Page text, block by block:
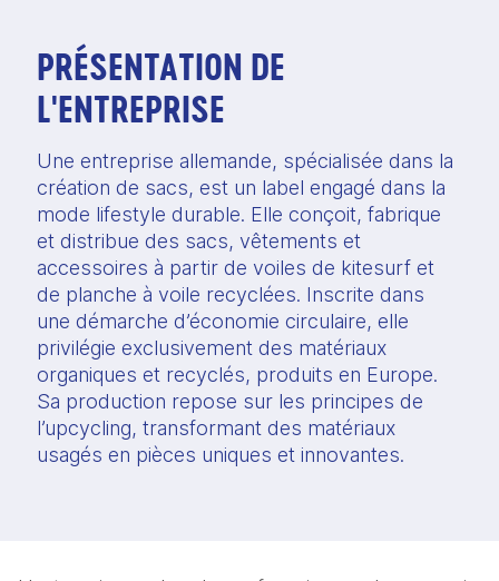
PRÉSENTATION DE
L'ENTREPRISE
Une entreprise allemande, spécialisée dans la
création de sacs, est un label engagé dans la
mode lifestyle durable. Elle conçoit, fabrique
et distribue des sacs, vêtements et
accessoires à partir de voiles de kitesurf et
de planche à voile recyclées. Inscrite dans
une démarche d’économie circulaire, elle
privilégie exclusivement des matériaux
organiques et recyclés, produits en Europe.
Sa production repose sur les principes de
l’upcycling, transformant des matériaux
usagés en pièces uniques et innovantes.